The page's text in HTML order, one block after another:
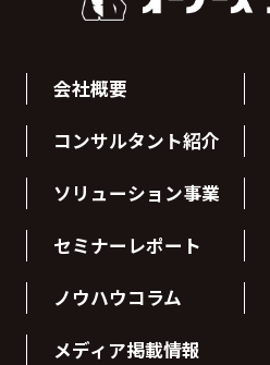
会社概要
コンサルタント紹介
ソリューション事業
セミナーレポート
ノウハウコラム
メディア掲載情報